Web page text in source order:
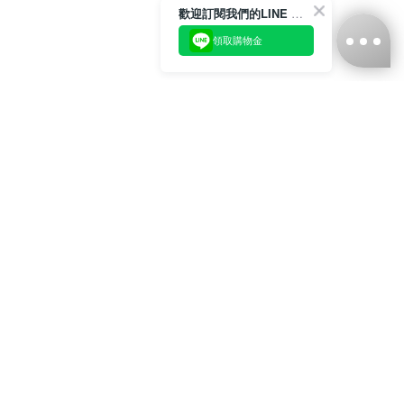
歡迎訂閱我們的LINE 官方帳號
領取購物金